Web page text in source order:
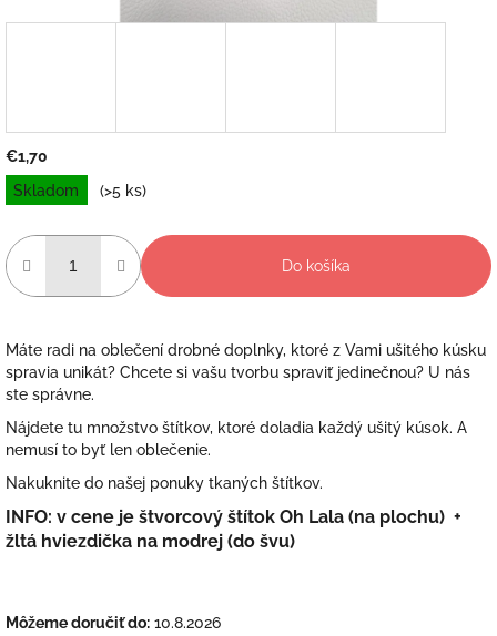
€1,70
Jednotková
cena:
Skladom (>5 ks)
Do košíka
Máte radi na oblečení drobné doplnky, ktoré z Vami ušitého kúsku
spravia unikát? Chcete si vašu tvorbu spraviť jedinečnou? U nás
ste správne.
Nájdete tu množstvo štítkov, ktoré doladia každý ušitý kúsok. A
nemusí to byť len oblečenie.
Nakuknite do našej ponuky tkaných štítkov.
INFO: v cene je štvorcový štítok Oh Lala (na plochu) +
žltá hviezdička na modrej (do švu)
Môžeme doručiť do: 10.8.2026